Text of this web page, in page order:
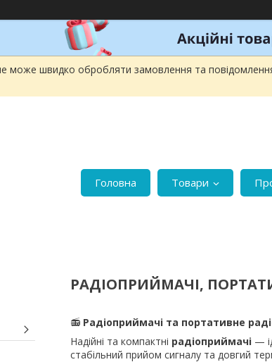
може швидко обробляти замовлення та
Головна Товари
РАДІОПРИЙМАЧІ,
📻 Радіоприймачі та портативне
Надійні та компактні радіоприймачі —
стабільний прийом сигналу та довгий